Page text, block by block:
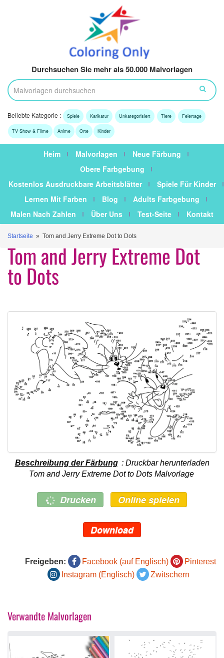
Durchsuchen Sie mehr als 50.000 Malvorlagen
Beliebte Kategorie : Spiele Karikatur Unkategorisiert Tiere Feiertage
TV Show & Filme Anime Orte Kinder
Heim Malvorlagen
Neue Färbung
Obere Farbgebung
Kostenlos Ausdruckbare Arbeitsblätter
Spiele Für Kinder
Lernen Mit Farben
Blog
Adults Farbgebung
Malen Nach Zahlen
Über Uns Test-Seite Kontakt
Startseite » Tom and Jerry Extreme Dot to Dots
Tom and Jerry Extreme Dot
to Dots
Beschreibung der Färbung : Druckbar herunterladen
Tom and Jerry Extreme Dot to Dots Malvorlage
Drucken Online spielen
Download
Freigeben: Facebook (auf Englisch)
Pinterest
Instagram (Englisch)
Zwitschern
Verwandte Malvorlagen